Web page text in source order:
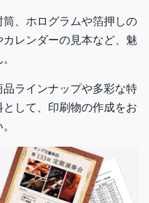
、ホログラムや箔押しの
レンダーの見本など、魅
ラインナップや多彩な特
して、印刷物の作成をお